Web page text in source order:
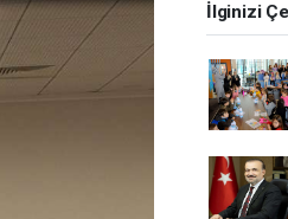
İlginizi